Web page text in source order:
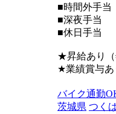
■時間外手当
■深夜手当
■休日手当
★昇給あり（
★業績賞与あ
バイク通勤
茨城県 つく